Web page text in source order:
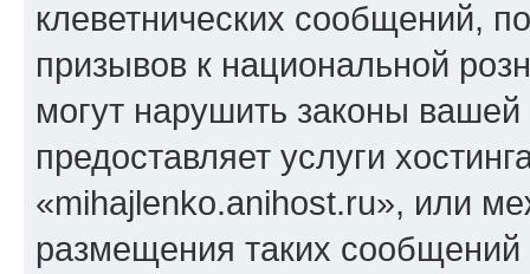
клеветнических сообщений,
призывов к национальной
могут нарушить законы
предоставляет услуги
«mihajlenko.anihost.ru», или
размещения таких